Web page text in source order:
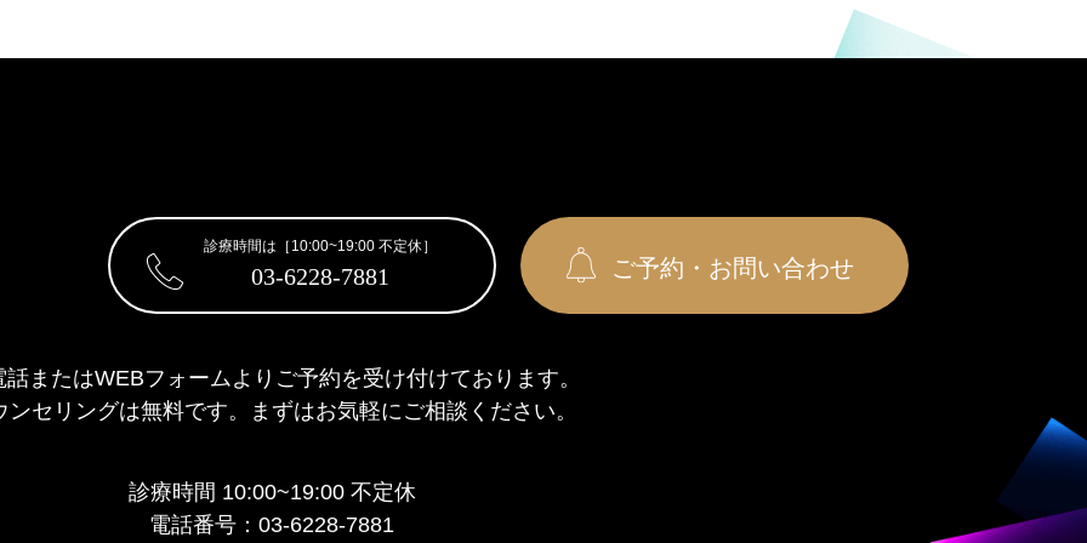
診療時間は［10:00~19:00 不定休］
03-6228-7881 ご予約・お問い合わせ
話またはWEBフォームより ご予約を受け付けております。
ンセリングは無料です。
まずはお気軽にご相談ください。
診療時間 10:00~19:00 不定休
電話番号：03-6228-7881